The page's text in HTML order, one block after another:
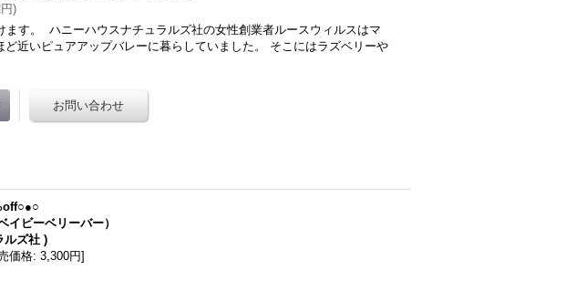
)
ます。 ハニーハウスナチュラルズ社の女性創業者ルースウィルスはマ
ど近いピュアアップバレーに暮らしていました。 そこにはラズベリーや
ビーベリーバー）
ルズ社 )
価格: 3,300円]